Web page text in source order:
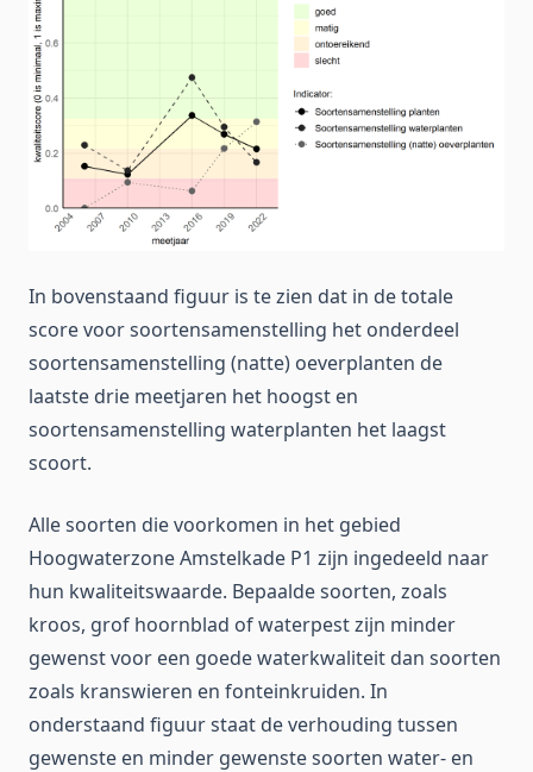
In bovenstaand figuur is te zien dat in de totale
score voor soortensamenstelling het onderdeel
soortensamenstelling (natte) oeverplanten de
laatste drie meetjaren het hoogst en
soortensamenstelling waterplanten het laagst
scoort.
Alle soorten die voorkomen in het gebied
Hoogwaterzone Amstelkade P1 zijn ingedeeld naar
hun kwaliteitswaarde. Bepaalde soorten, zoals
kroos, grof hoornblad of waterpest zijn minder
gewenst voor een goede waterkwaliteit dan soorten
zoals kranswieren en fonteinkruiden. In
onderstaand figuur staat de verhouding tussen
gewenste en minder gewenste soorten water- en